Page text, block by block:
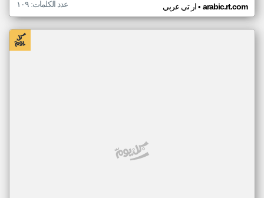
ار تي عربي• arabic.rt.com عدد الكلمات: ١٠٩